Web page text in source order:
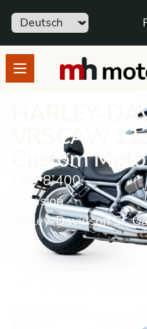
Sprache
Open menu
HARLEY-
VRSCAW
Custom
CHF 8’400.-
Occasion
Harley-Davidson St.